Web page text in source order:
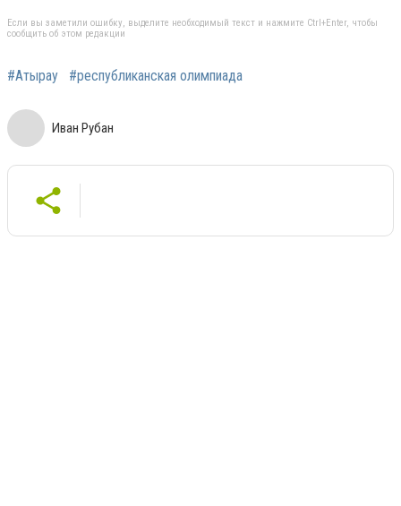
Если вы заметили ошибку, выделите необходимый текст и нажмите Ctrl+Enter, чтобы
сообщить об этом редакции
#Атырау #республиканская олимпиада
Иван Рубан